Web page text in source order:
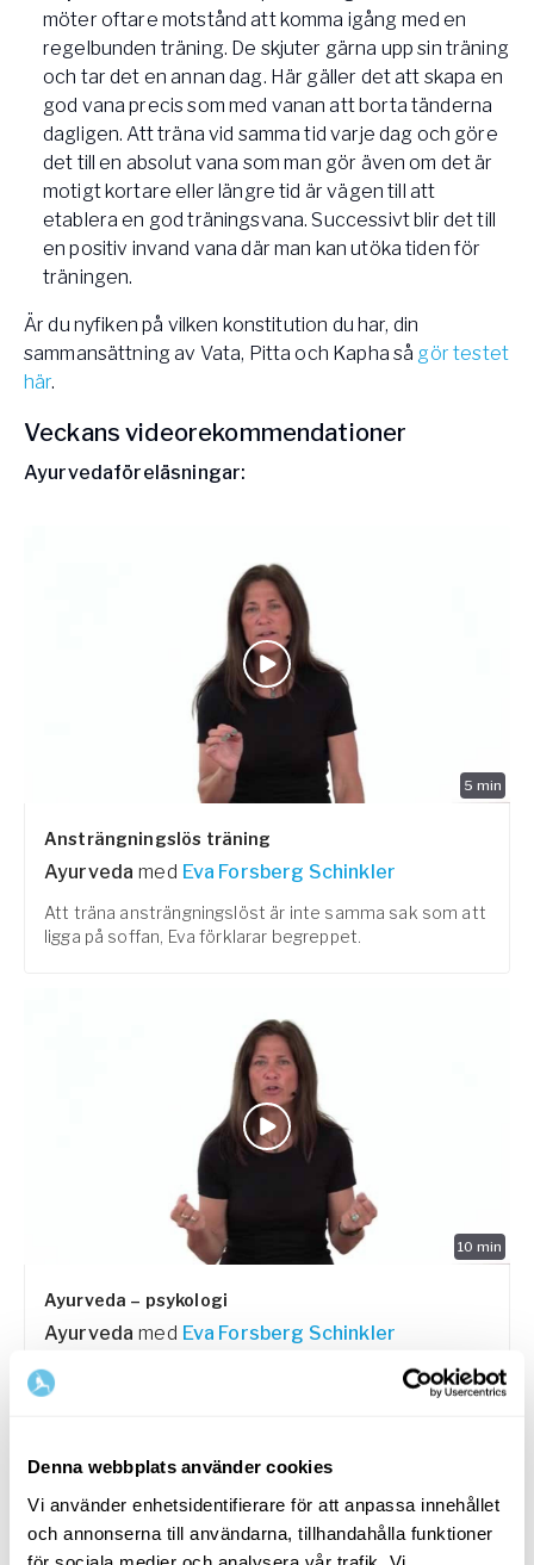
Denna webbplats använder cookies
Vi använder enhetsidentifierare för att anpassa innehållet
och annonserna till användarna, tillhandahålla funktioner
möter oftare motstånd att komma igång med en
regelbunden träning. De skjuter gärna upp sin träning
och tar det en annan dag. Här gäller det att skapa en
god vana precis som med vanan att borta tänderna
dagligen. Att träna vid samma tid varje dag och göre
det till en absolut vana som man gör även om det är
motigt kortare eller längre tid är vägen till att
etablera en god träningsvana. Successivt blir det till
en positiv invand vana där man kan utöka tiden för
träningen.
Är du nyfiken på vilken konstitution du har, din
sammansättning av Vata, Pitta och Kapha så gör testet
här.
Veckans videorekommendationer
Ayurvedaföreläsningar:
5 min
Ansträngningslös träning
Ayurveda med Eva Forsberg Schinkler
Att träna ansträngningslöst är inte samma sak som att
ligga på soffan, Eva förklarar begreppet.
10 min
Ayurveda – psykologi
Ayurveda med Eva Forsberg Schinkler
Om olika livsstadier som ayurvedan arbetar med, och
hur vi växer genom dem.
PASSAR ALLA